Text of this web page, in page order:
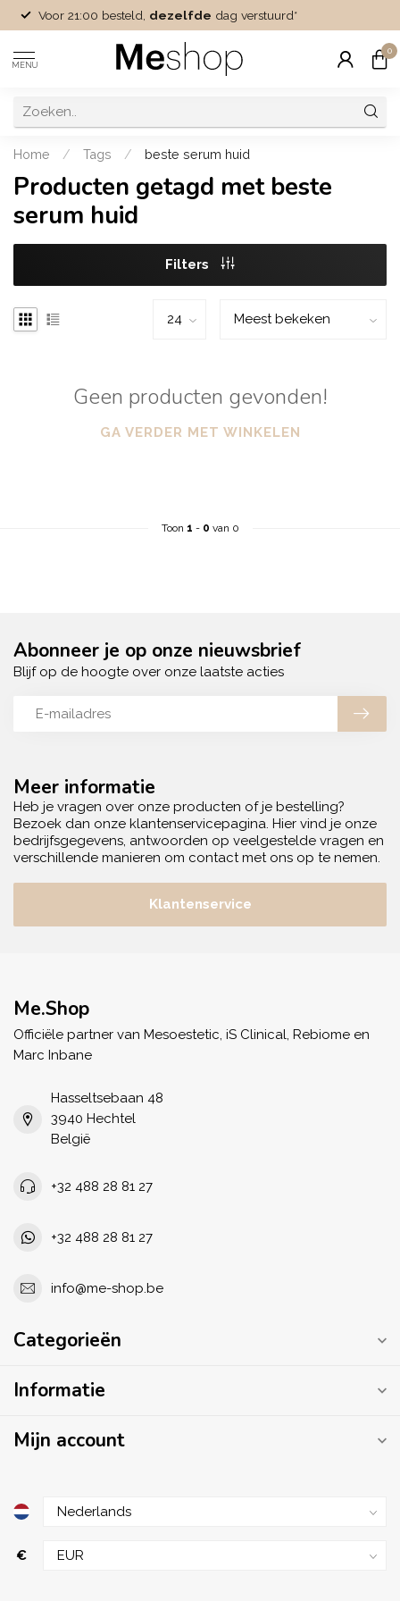
Voor 21:00 besteld, dezelfde dag verstuurd*
MENU
0
Home / Tags / beste serum huid
Producten getagd met beste
serum huid
Filters
Geen producten gevonden!
GA VERDER MET WINKELEN
Toon 1 - 0 van 0
Meer informatie
Heb je vragen over onze producten of je bestelling?
Bezoek dan onze klantenservicepagina. Hier vind je onze
bedrijfsgegevens, antwoorden op veelgestelde vragen en
verschillende manieren om contact met ons op te nemen.
Klantenservice
Abonneer je op onze nieuwsbrief
Blijf op de hoogte over onze laatste acties
Me.Shop
Officiële partner van Mesoestetic, iS Clinical, Rebiome en
Marc Inbane
Hasseltsebaan 48
3940 Hechtel
België
+32 488 28 81 27
+32 488 28 81 27
info@me-shop.be
Categorieën
Informatie
Mijn account
€